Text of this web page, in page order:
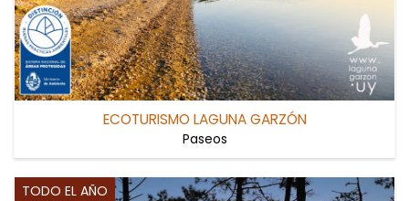
ECOTURISMO LAGUNA GARZÓN
Paseos
TODO EL AÑO